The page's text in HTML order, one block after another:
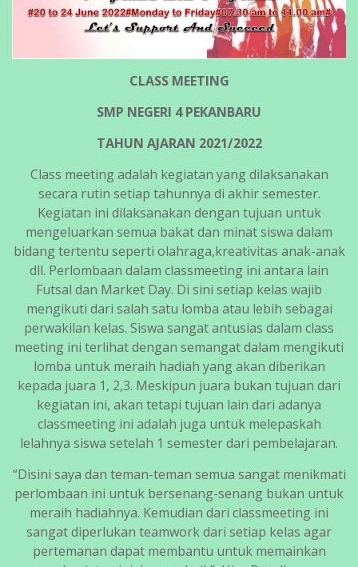
CLASS MEETING
SMP NEGERI 4 PEKANBARU
TAHUN AJARAN 2021/2022
Class meeting adalah kegiatan yang dilaksanakan
secara rutin setiap tahunnya di akhir semester.
Kegiatan ini dilaksanakan dengan tujuan untuk
mengeluarkan semua bakat dan minat siswa dalam
bidang tertentu seperti olahraga,kreativitas anak-anak
dll. Perlombaan dalam classmeeting ini antara lain
Futsal dan Market Day. Di sini setiap kelas wajib
mengikuti dari salah satu lomba atau lebih sebagai
perwakilan kelas. Siswa sangat antusias dalam class
meeting ini terlihat dengan semangat dalam mengikuti
lomba untuk meraih hadiah yang akan diberikan
kepada juara 1, 2,3. Meskipun juara bukan tujuan dari
kegiatan ini, akan tetapi tujuan lain dari adanya
classmeeting ini adalah juga untuk melepaskah
lelahnya siswa setelah 1 semester dari pembelajaran.
“Disini saya dan teman-teman semua sangat menikmati
perlombaan ini untuk bersenang-senang bukan untuk
meraih hadiahnya. Kemudian dari classmeeting ini
sangat diperlukan teamwork dari setiap kelas agar
pertemanan dapat membantu untuk memainkan